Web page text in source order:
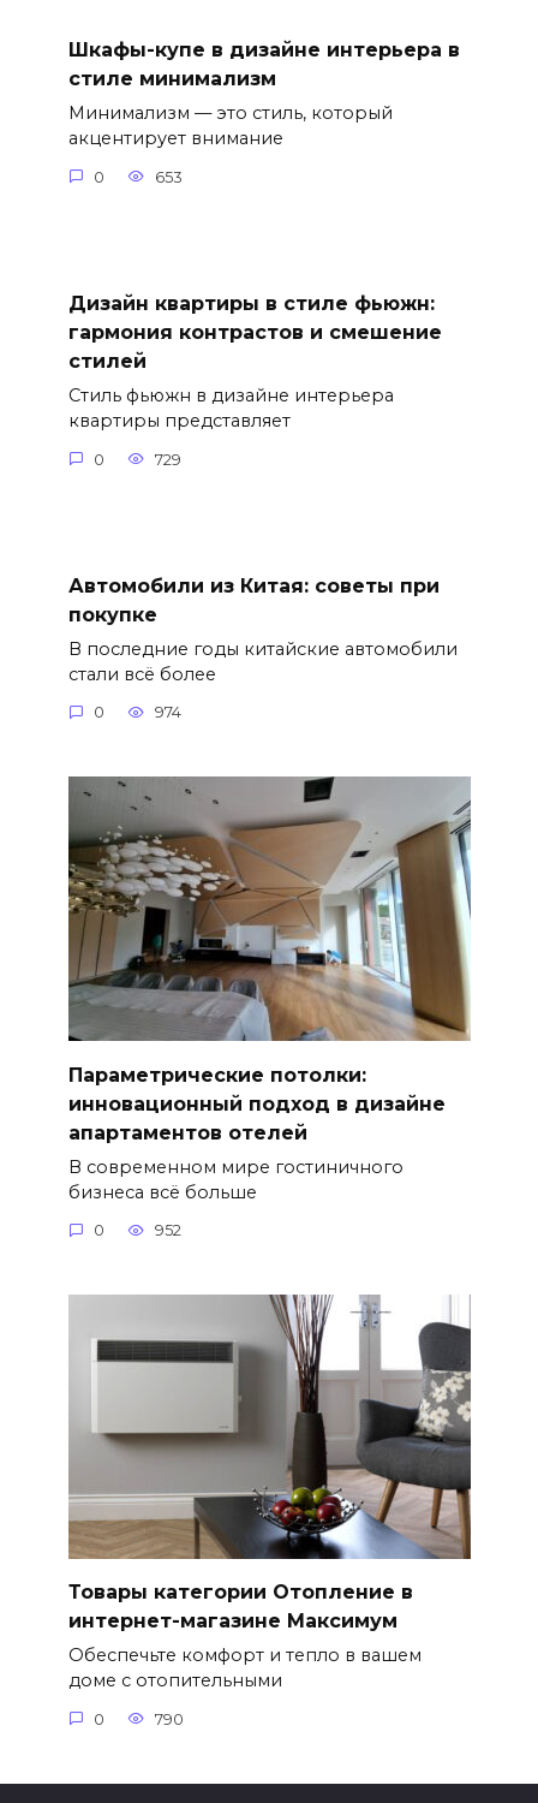
Шкафы-купе в дизайне интерьера в
стиле минимализм
Минимализм — это стиль, который
акцентирует внимание
0 653
Дизайн квартиры в стиле фьюжн:
гармония контрастов и смешение
стилей
Стиль фьюжн в дизайне интерьера
квартиры представляет
0 729
Автомобили из Китая: советы при
покупке
В последние годы китайские автомобили
стали всё более
0 974
Параметрические потолки:
инновационный подход в дизайне
апартаментов отелей
В современном мире гостиничного
бизнеса всё больше
0 952
Товары категории Отопление в
интернет-магазине Максимум
Обеспечьте комфорт и тепло в вашем
доме с отопительными
0 790